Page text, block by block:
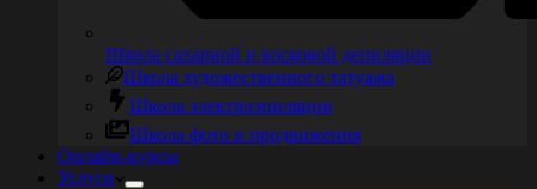
Школа сахарной и восковой депиляции
Школа художественного татуажа
Школа электроэпиляции
Школа фото и продвижения
Онлайн-курсы
Услуги